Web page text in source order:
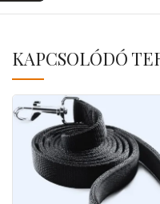
KAPCSOLÓDÓ